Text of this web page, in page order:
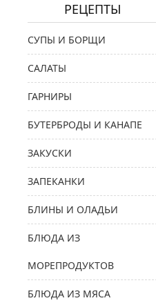
РЕЦЕПТЫ
СУПЫ И БОРЩИ
САЛАТЫ
ГАРНИРЫ
БУТЕРБРОДЫ И КАНАПЕ
ЗАКУСКИ
ЗАПЕКАНКИ
БЛИНЫ И ОЛАДЬИ
БЛЮДА ИЗ
МОРЕПРОДУКТОВ
БЛЮДА ИЗ МЯСА